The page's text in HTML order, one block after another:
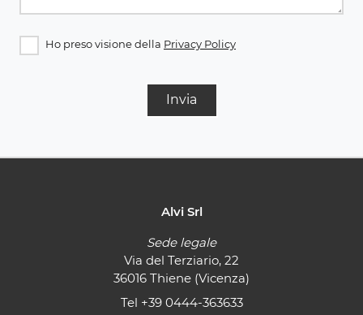
Ho preso visione della Privacy Policy
Invia
Alvi Srl
Sede legale
Via del Terziario, 22
36016 Thiene (Vicenza)
Tel +39 0444-363633